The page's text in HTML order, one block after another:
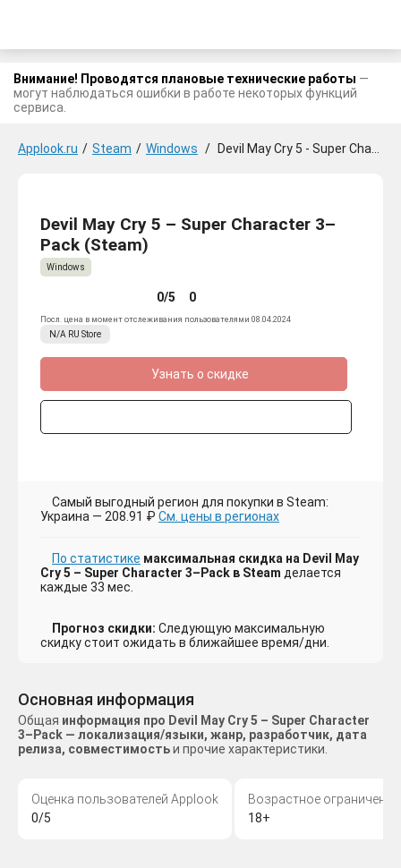
Внимание! Проводятся плановые технические работы —
могут наблюдаться ошибки в работе некоторых функций
сервиса.
Applook.ru / Steam / Windows / Devil May Cry 5 - Super Character 3-Pack
Devil May Cry 5 – Super Character 3–
Pack (Steam)
Windows
0/5 0
Посл. цена в момент отслеживания пользователями 08.04.2024
N/A RU Store
Узнать о скидке
Самый выгодный регион для покупки в Steam:
Украина — 208.91 ₽ См. цены в регионах
По статистике максимальная скидка на Devil May
Cry 5 – Super Character 3–Pack в Steam делается
каждые 33 мес.
Прогноз скидки: Следующую максимальную
скидку стоит ожидать в ближайшее время/дни.
Основная информация
Общая информация про Devil May Cry 5 – Super Character
3–Pack — локализация/языки, жанр, разработчик, дата
релиза, совместимостьи прочие характеристики.
Оценка пользователей Applook
0/5
Возрастное ограничение
18+